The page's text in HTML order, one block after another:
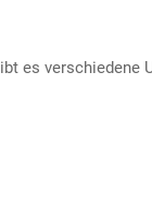
es verschiedene